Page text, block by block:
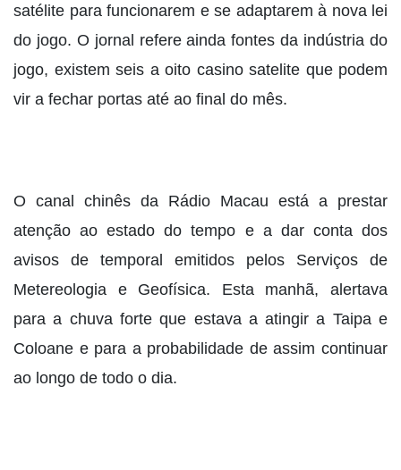
satélite para funcionarem e se adaptarem à nova lei
do jogo. O jornal refere ainda fontes da indústria do
jogo, existem seis a oito casino satelite que podem
vir a fechar portas até ao final do mês.
O canal chinês da Rádio Macau está a prestar
atenção ao estado do tempo e a dar conta dos
avisos de temporal emitidos pelos Serviços de
Metereologia e Geofísica. Esta manhã, alertava
para a chuva forte que estava a atingir a Taipa e
Coloane e para a probabilidade de assim continuar
ao longo de todo o dia.